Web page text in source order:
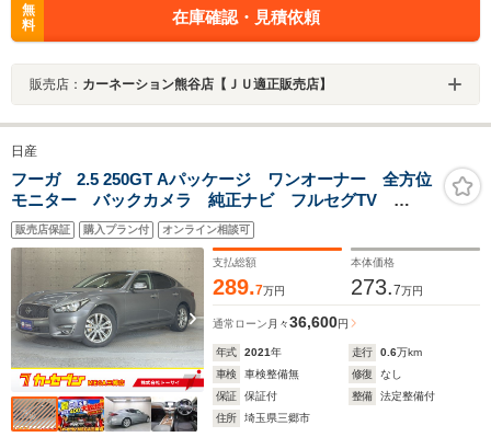
無
料
在庫確認・見積依頼
販売店： カーネーション熊谷店【ＪＵ適正販売店】
日産
フーガ 2.5 250GT Aパッケージ ワンオーナー 全方位
モニター バックカメラ 純正ナビ フルセグTV
AM/FM クルーズコントロール ドライブレコーダー
ETC搭載車 純正アルミホイール スマートキー
販売店保証 購入プラン付 オンライン相談可
支払総額
289.7万円
本体価格
273.7万円
通常ローン 月々36,600円
年式 2021年 走行 0.6万km
車検
車検整備無 修復
なし
保証
保証付 整備
法定整備付
住所
埼玉県三郷市